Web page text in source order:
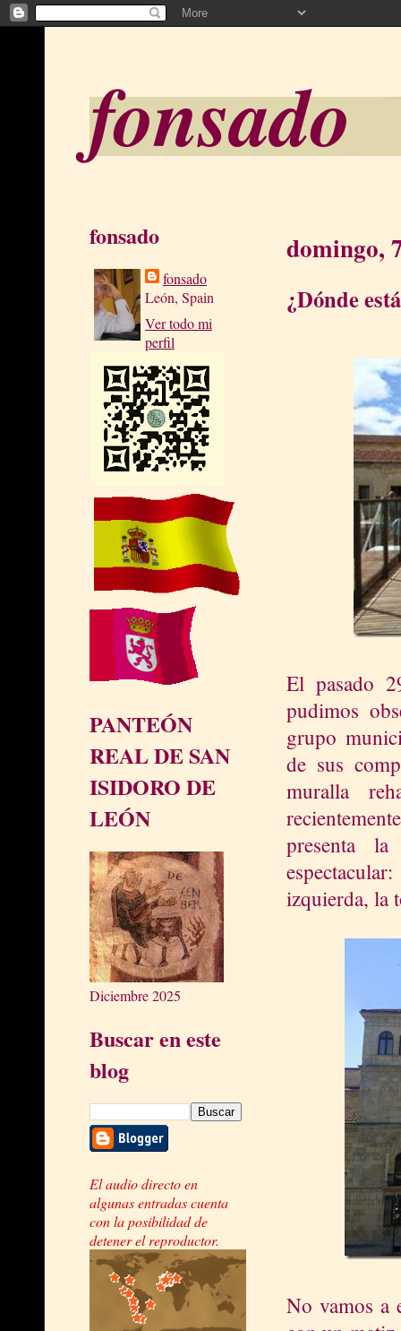
fonsado
fonsado
fonsado
León, Spain
Ver todo mi
perfil
PANTEÓN
REAL DE SAN
ISIDORO DE
LEÓN
Diciembre 2025
Buscar en este
blog
El audio directo en
algunas entradas cuenta
con la posibilidad de
detener el reproductor.
domingo,
¿Dónde
El pasado
pudimos
grupo
de sus
muralla
presenta
izquierda, la
No vamos a